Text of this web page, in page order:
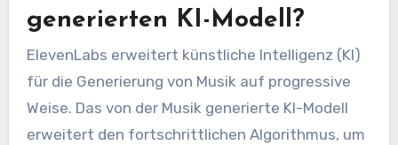
generierten KI-Modell?
ElevenLabs erweitert künstliche Intelligenz (KI)
für die Generierung von Musik auf progressive
Weise. Das von der Musik generierte KI-Modell
erweitert den fortschrittlichen Algorithmus, um